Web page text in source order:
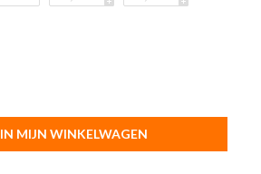
IN MIJN WINKELWAGEN